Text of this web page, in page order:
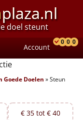
plaza.nl
doel steunt
Account
0 0 0
Goede Doelen »Steun
€ 35 tot € 40